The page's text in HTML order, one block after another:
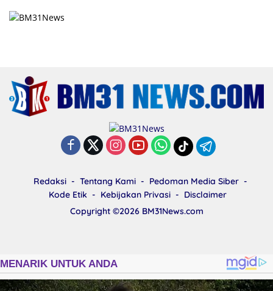
Redaksi Tentang Kami
Pedoman Media Siber
Kode Etik
Kebijakan Privasi
Disclaimer
Copyright ©2026 BM31News.com